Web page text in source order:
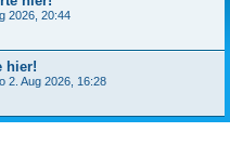
2026, 20:44
hier!
2. Aug 2026, 16:28